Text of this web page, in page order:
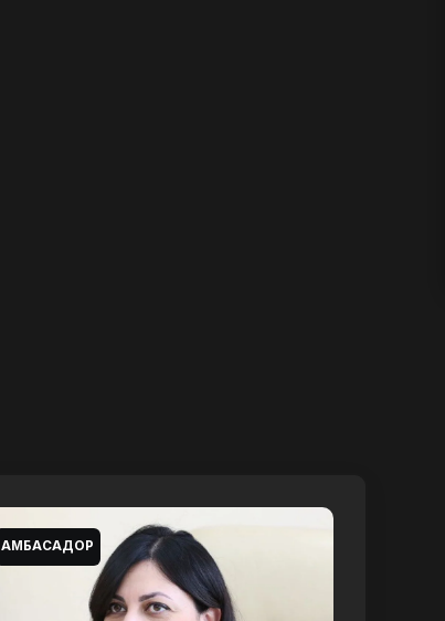
АМБАСАДОР